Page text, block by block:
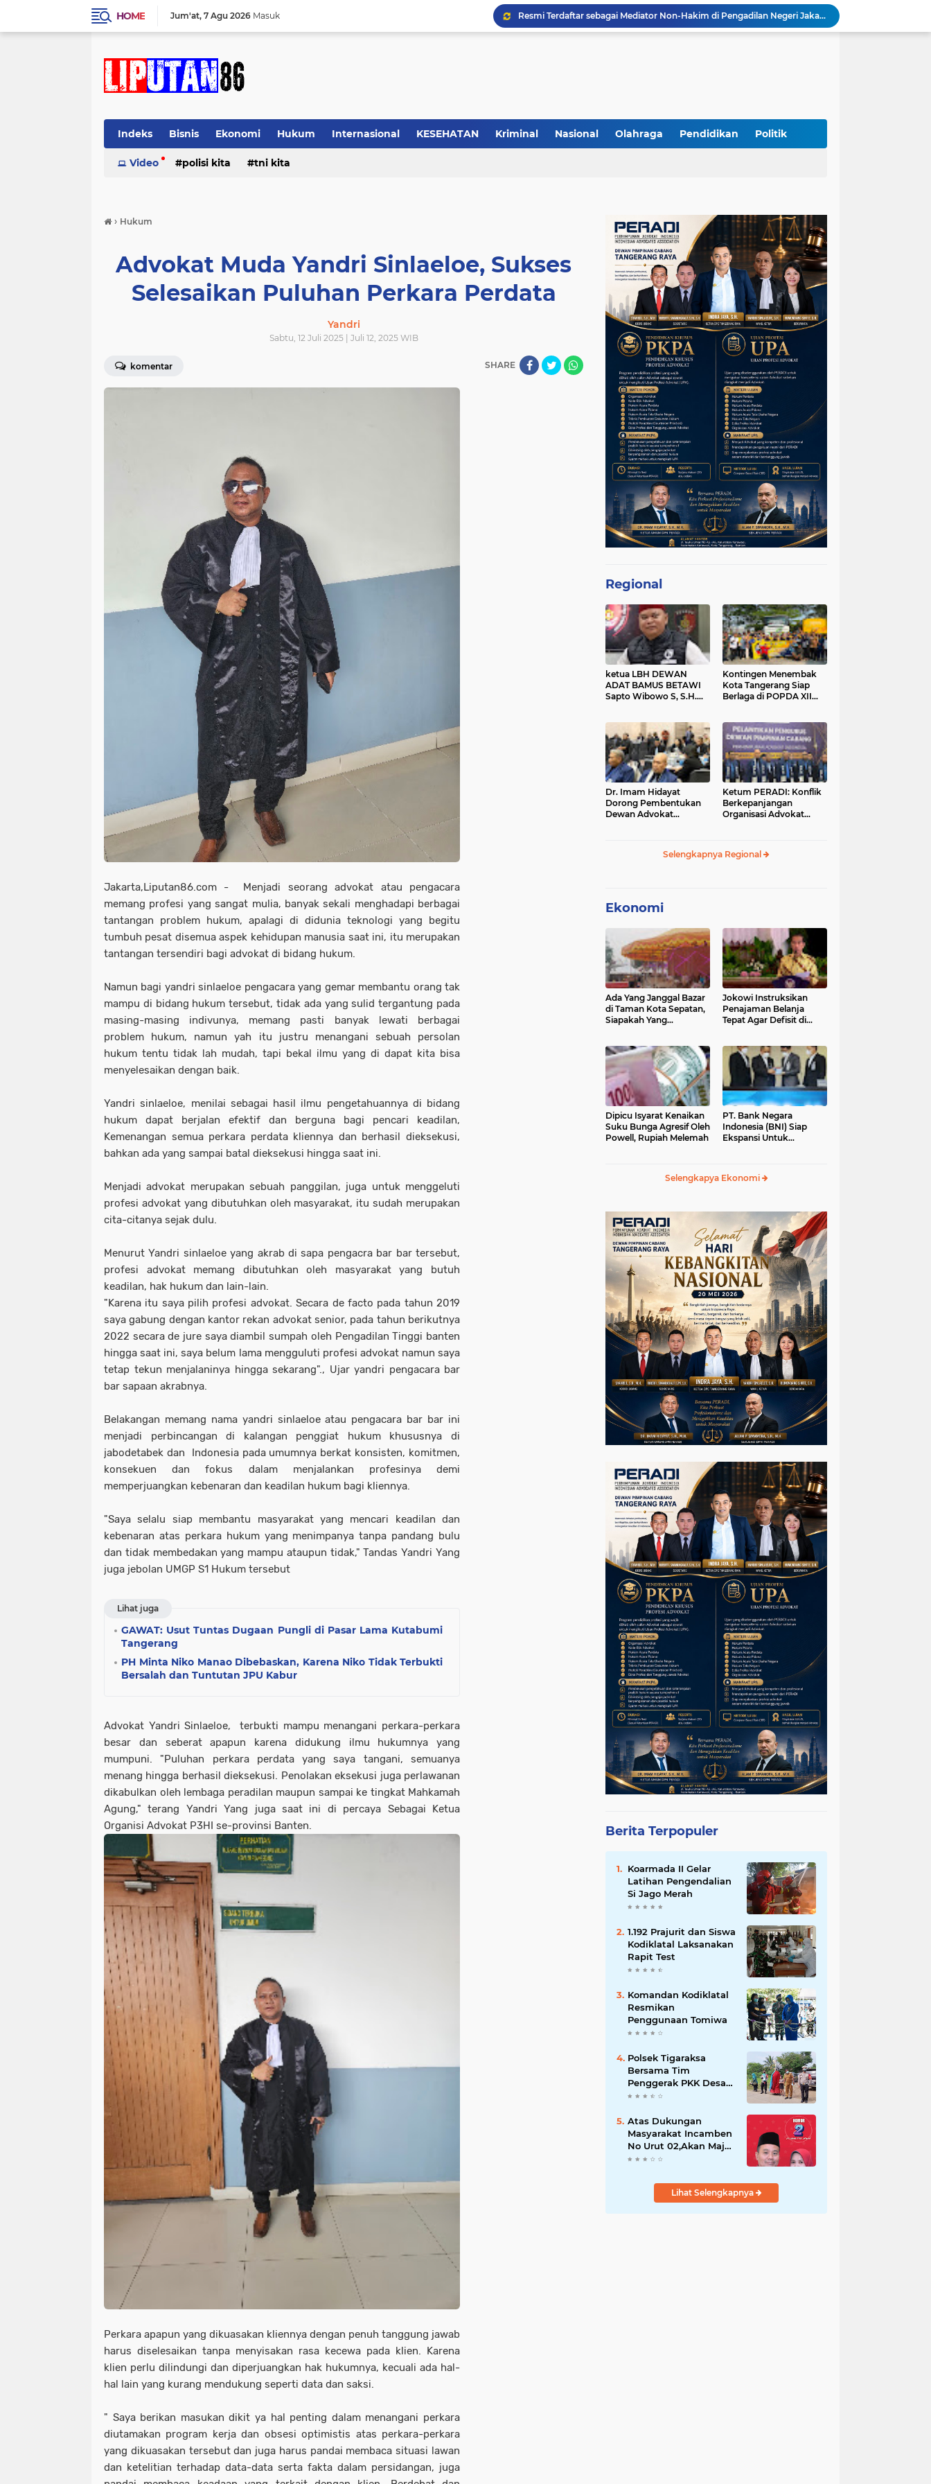
HOME Jum'at 7 Agu 2026 Masuk
Resmi Terdaftar sebagai Mediator Non-Hakim di Pengadilan Negeri Jakarta Selatan, Yandri, S.H. Siap Mengedepankan Keadilan Melalui Jalur Perdamaian
Yandri SH Kawal APDESI di Gugatan PSN PIK 2, Tegaskan Komitmen pada Supremasi Hukum
ketua LBH DEWAN ADAT BAMUS BETAWI Sapto Wibowo S, S.H. Jalih Pitoeng Salah Alamat Mengenai Statement di Media
Indeks Bisnis Ekonomi Hukum Internasional KESEHATAN Kriminal Nasional Olahraga Pendidikan Politik
Video polisi kita tni kita
› Hukum
Advokat Muda Yandri Sinlaeloe, Sukses
Selesaikan Puluhan Perkara Perdata
Yandri
Sabtu, 12 Juli 2025 | Juli 12, 2025 WIB
komentar SHARE
Jakarta,Liputan86.com - Menjadi seorang advokat atau pengacara
memang profesi yang sangat mulia, banyak sekali menghadapi berbagai
tantangan problem hukum, apalagi di didunia teknologi yang begitu
tumbuh pesat disemua aspek kehidupan manusia saat ini, itu merupakan
tantangan tersendiri bagi advokat di bidang hukum.
Namun bagi yandri sinlaeloe pengacara yang gemar membantu orang tak
mampu di bidang hukum tersebut, tidak ada yang sulid tergantung pada
masing-masing indivunya, memang pasti banyak lewati berbagai
problem hukum, namun yah itu justru menangani sebuah persolan
hukum tentu tidak lah mudah, tapi bekal ilmu yang di dapat kita bisa
menyelesaikan dengan baik.
Yandri sinlaeloe, menilai sebagai hasil ilmu pengetahuannya di bidang
hukum dapat berjalan efektif dan berguna bagi pencari keadilan,
Kemenangan semua perkara perdata kliennya dan berhasil dieksekusi,
bahkan ada yang sampai batal dieksekusi hingga saat ini.
Menjadi advokat merupakan sebuah panggilan, juga untuk menggeluti
profesi advokat yang dibutuhkan oleh masyarakat, itu sudah merupakan
cita-citanya sejak dulu.
Menurut Yandri sinlaeloe yang akrab di sapa pengacra bar bar tersebut,
profesi advokat memang dibutuhkan oleh masyarakat yang butuh
keadilan, hak hukum dan lain-lain.
"Karena itu saya pilih profesi advokat. Secara de facto pada tahun 2019
saya gabung dengan kantor rekan advokat senior, pada tahun berikutnya
2022 secara de jure saya diambil sumpah oleh Pengadilan Tinggi banten
hingga saat ini, saya belum lama mengguluti profesi advokat namun saya
tetap tekun menjalaninya hingga sekarang"., Ujar yandri pengacara bar
bar sapaan akrabnya.
Belakangan memang nama yandri sinlaeloe atau pengacara bar bar ini
menjadi perbincangan di kalangan penggiat hukum khususnya di
jabodetabek dan Indonesia pada umumnya berkat konsisten, komitmen,
konsekuen dan fokus dalam menjalankan profesinya demi
memperjuangkan kebenaran dan keadilan hukum bagi kliennya.
"Saya selalu siap membantu masyarakat yang mencari keadilan dan
kebenaran atas perkara hukum yang menimpanya tanpa pandang bulu
dan tidak membedakan yang mampu ataupun tidak," Tandas Yandri Yang
juga jebolan UMGP S1 Hukum tersebut
Lihat juga
GAWAT: Usut Tuntas Dugaan Pungli di Pasar Lama Kutabumi
Tangerang
PH Minta Niko Manao Dibebaskan, Karena Niko Tidak Terbukti
Bersalah dan Tuntutan JPU Kabur
Advokat Yandri Sinlaeloe, terbukti mampu menangani perkara-perkara
besar dan seberat apapun karena didukung ilmu hukumnya yang
mumpuni. "Puluhan perkara perdata yang saya tangani, semuanya
menang hingga berhasil dieksekusi. Penolakan eksekusi juga perlawanan
dikabulkan oleh lembaga peradilan maupun sampai ke tingkat Mahkamah
Agung," terang Yandri Yang juga saat ini di percaya Sebagai Ketua
Organisi Advokat P3HI se-provinsi Banten.
Perkara apapun yang dikuasakan kliennya dengan penuh tanggung jawab
harus diselesaikan tanpa menyisakan rasa kecewa pada klien. Karena
klien perlu dilindungi dan diperjuangkan hak hukumnya, kecuali ada hal-
hal lain yang kurang mendukung seperti data dan saksi.
" Saya berikan masukan dikit ya hal penting dalam menangani perkara
diutamakan program kerja dan obsesi optimistis atas perkara-perkara
yang dikuasakan tersebut dan juga harus pandai membaca situasi lawan
dan ketelitian terhadap data-data serta fakta dalam persidangan, juga
Regional
ketua LBH DEWAN
ADAT BAMUS BETAWI
Sapto Wibowo S, S.H.
Statement di Media
Kontingen Menembak
Kota Tangerang Siap
Berlaga di POPDA XII
Dr. Imam Hidayat
Dorong Pembentukan
Dewan Advokat
Ketum PERADI: Konflik
Berkepanjangan
Organisasi Advokat
Selengkapnya Regional
Ekonomi
Ada Yang Janggal Bazar
di Taman Kota Sepatan,
Siapakah Yang
Jokowi Instruksikan
Penajaman Belanja
Tepat Agar Defisit di
Dipicu Isyarat Kenaikan
Suku Bunga Agresif Oleh
Powell, Rupiah Melemah
PT. Bank Negara
Indonesia (BNI) Siap
Ekspansi Untuk
Selengkapya Ekonomi
Berita Terpopuler
Koarmada II Gelar
Latihan Pengendalian
Si Jago Merah
1.192 Prajurit dan Siswa
Kodiklatal Laksanakan
Rapit Test
Komandan Kodiklatal
Resmikan
Penggunaan Tomiwa
Polsek Tigaraksa
Bersama Tim
Penggerak PKK Desa
Jambe Bagikan
Pengguna Jalan
Atas Dukungan
Masyarakat Incamben
No Urut 02,Akan Maju
Untuk Memajukan
Lihat Selengkapnya